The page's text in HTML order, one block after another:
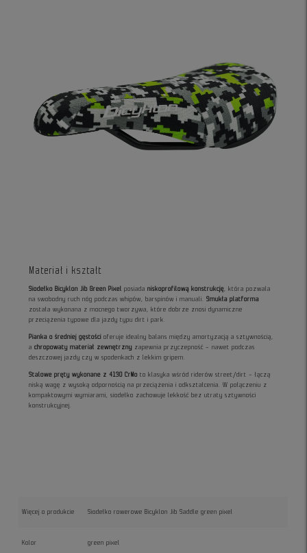
Materiał i kształt
Siodełko Bicyklon Jib Green Pixel posiadaniskoprofilową konstrukcję
, która pozwala
na swobodny ruch nóg podczas whipów, barspinów i manuali.Smukła platforma
została wykonana z mocnego tworzywa, które dobrze znosi dynamiczne
przeciążenia typowe dla jazdy typu dirt i park.
Pianka o średniej gęstości oferuje idealny balans między amortyzacją a sztywnością,
achropowaty materiał zewnętrzny zapewnia przyczepność – nawet podczas
deszczowej jazdy czy w spodenkach z lekkim gripem.
Stalowe pręty wykonane z 4130 CrMo to klasyka wśród riderów street/dirt – łączą
niską wagę z wysoką odpornością na przeciążenia i odkształcenia. W połączeniu z
kompaktowymi wymiarami, siodełko zachowuje lekkość bez utraty sztywności
konstrukcyjnej.
Więcej o produkcie Siodełko rowerowe Bicyklon Jib Saddle green pixel
Kolor green pixel